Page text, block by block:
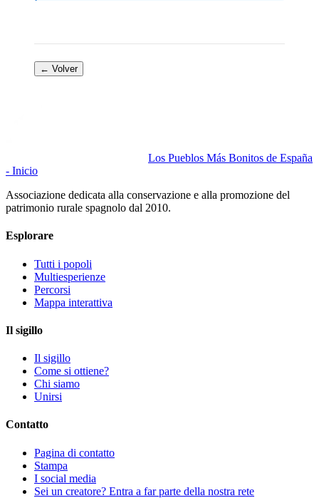
← Volver
Los Pueblos Más Bonitos de España
- Inicio
Associazione dedicata alla conservazione e alla promozione del
patrimonio rurale spagnolo dal 2010.
Esplorare
Tutti i popoli
Multiesperienze
Percorsi
Mappa interattiva
Il sigillo
Il sigillo
Come si ottiene?
Chi siamo
Unirsi
Contatto
Pagina di contatto
Stampa
I social media
Sei un creatore? Entra a far parte della nostra rete